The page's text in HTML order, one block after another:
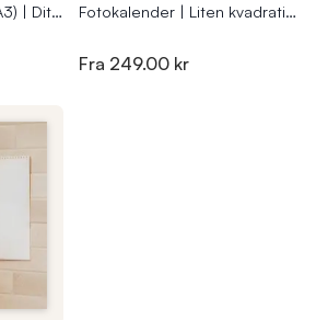
Fotokalender | Stor (A3) | Ditt design Fotokalender | Liten kvadratisk | Ditt design
Fra 249.00 kr